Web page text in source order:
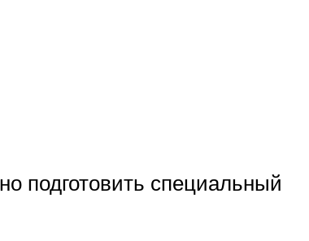
подготовить специальный